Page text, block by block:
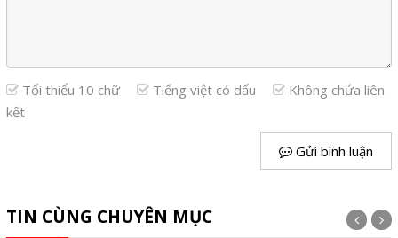
Tối thiểu 10 chữ Tiếng việt có dấu
Không chứa liên
kết
Gửi bình luận
TIN CÙNG CHUYÊN MỤC